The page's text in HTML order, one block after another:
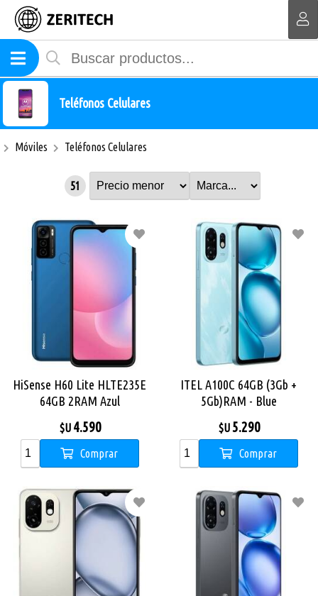
Teléfonos Celulares
Móviles Teléfonos Celulares
51
HiSense H60 Lite HLTE235E
64GB 2RAM Azul
$U 4.590
Comprar
ITEL A100C 64GB (3Gb +
5Gb)RAM - Blue
$U 5.290
Comprar